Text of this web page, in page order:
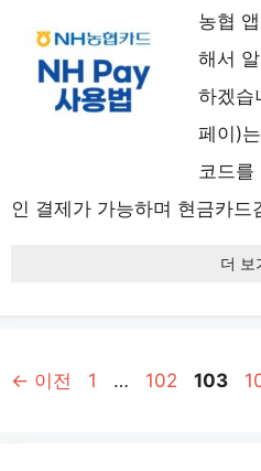
농협
해서
하겠습
페이)
코드
인 결제가 가능하며 현금카드
더 보
← 이전
페
1 …
페
102
페
103
페